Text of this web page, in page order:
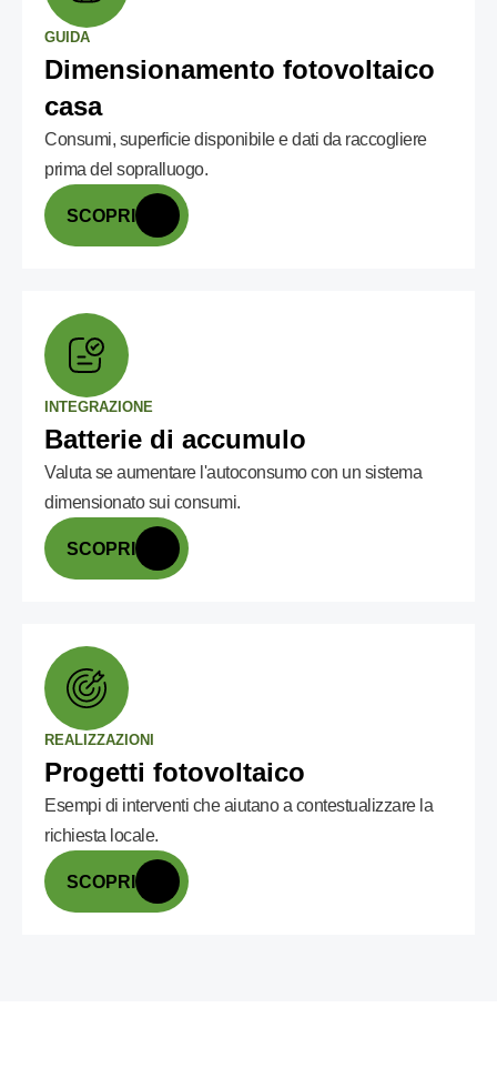
GUIDA
Dimensionamento fotovoltaico
casa
Consumi, superficie disponibile e dati da raccogliere
prima del sopralluogo.
SCOPRI
INTEGRAZIONE
Batterie di accumulo
Valuta se aumentare l'autoconsumo con un sistema
dimensionato sui consumi.
SCOPRI
REALIZZAZIONI
Progetti fotovoltaico
Esempi di interventi che aiutano a contestualizzare la
richiesta locale.
SCOPRI